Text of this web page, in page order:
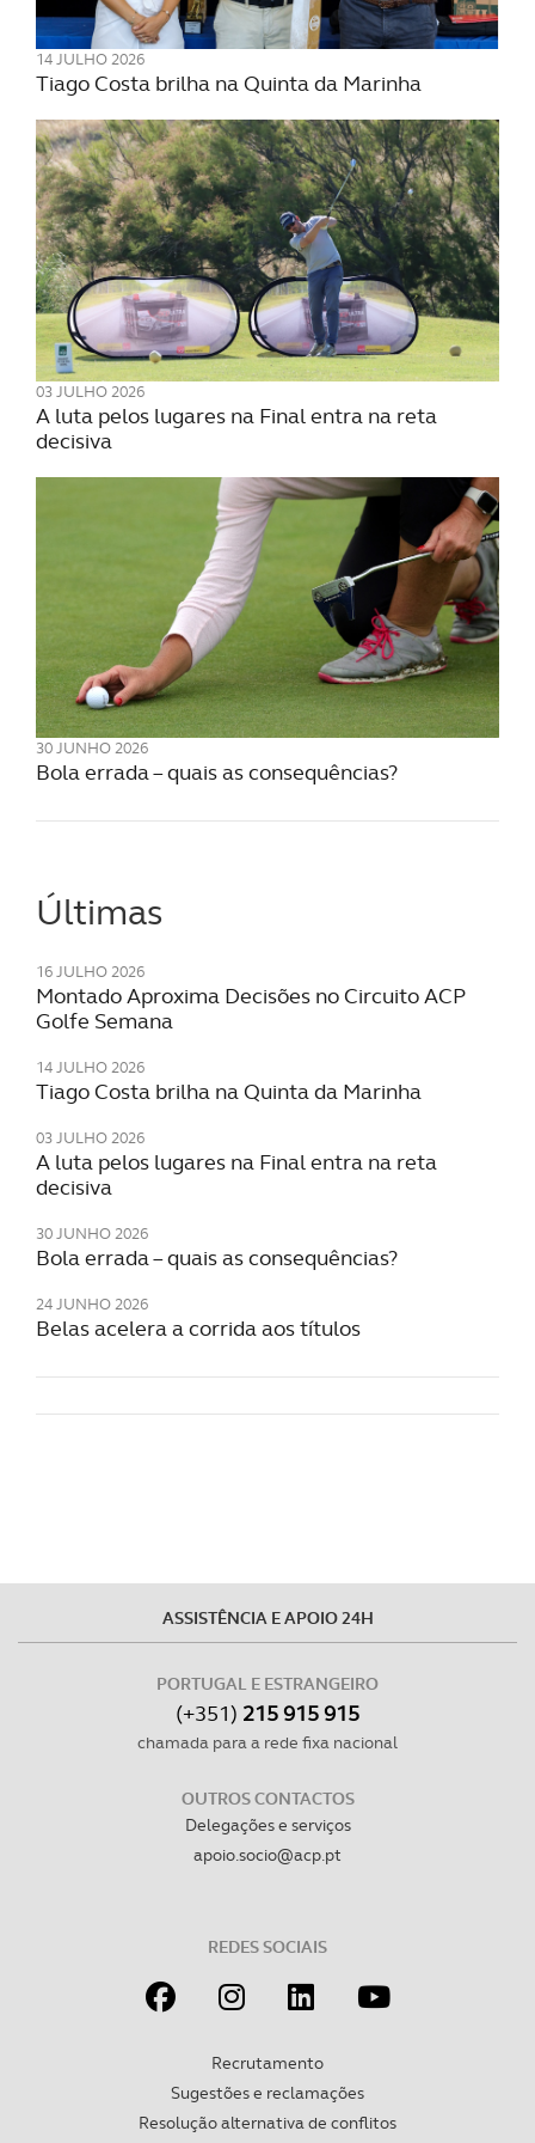
Consulte a política de cookies do site.
14 JULHO 2026
Tiago Costa brilha na Quinta da Marinha
03 JULHO 2026
A luta pelos lugares na Final entra na reta
decisiva
30 JUNHO 2026
Bola errada – quais as consequências?
Últimas
16 JULHO 2026
Montado Aproxima Decisões no Circuito ACP
Golfe Semana
14 JULHO 2026
Tiago Costa brilha na Quinta da Marinha
03 JULHO 2026
A luta pelos lugares na Final entra na reta
decisiva
30 JUNHO 2026
Bola errada – quais as consequências?
24 JUNHO 2026
Belas acelera a corrida aos títulos
ASSISTÊNCIA E APOIO 24H
PORTUGAL E ESTRANGEIRO
(+351) 215 915 915
chamada para a rede fixa nacional
OUTROS CONTACTOS
Delegações e serviços
apoio.socio@acp.pt
REDES SOCIAIS
Recrutamento
Sugestões e reclamações
Resolução alternativa de conflitos